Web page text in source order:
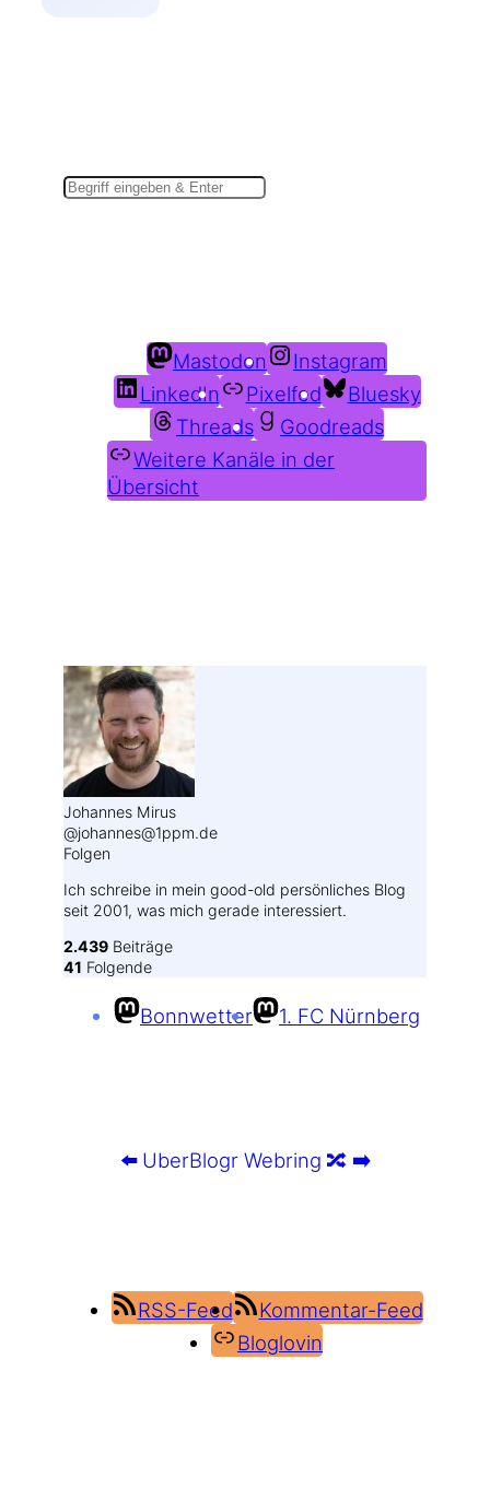
Mastodon
Instagram
LinkedIn
Pixelfed
Bluesky
Threads
Goodreads
Weitere Kanäle in der
Übersicht
Johannes Mirus
@johannes@1ppm.de
Folgen
Ich schreibe in mein good-old persönliches Blog
seit 2001, was mich gerade interessiert.
2.439 Beiträge
41 Folgende
Bonnwetter 1. FC Nürnberg
⬅️ UberBlogr Webring 🔀 ➡️
RSS-Feed
Kommentar-Feed
Bloglovin